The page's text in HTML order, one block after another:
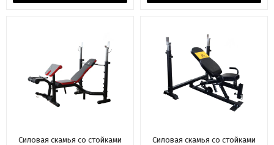
Силовая скамья со стойками
Силовая скамья со стойками